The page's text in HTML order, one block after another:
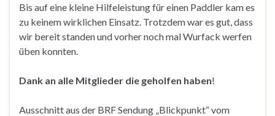
Bis auf eine kleine Hilfeleistung für einen Paddler kam es
zu keinem wirklichen Einsatz. Trotzdem war es gut, dass
wir bereit standen und vorher noch mal Wurfack werfen
üben konnten.
Dank an alle Mitglieder die geholfen haben!
Ausschnitt aus der BRF Sendung „Blickpunkt“ vom